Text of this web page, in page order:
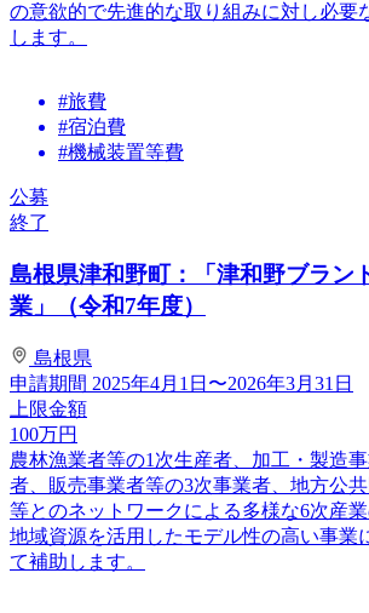
の意欲的で先進的な取り組みに対し必要
します。
#旅費
#宿泊費
#機械装置等費
公募
終了
島根県津和野町：「津和野ブラン
業」（令和7年度）
島根県
申請期間 2025年4月1日〜2026年3月31日
上限金額
100万円
農林漁業者等の1次生産者、加工・製造
者、販売事業者等の3次事業者、地方公
等とのネットワークによる多様な6次産業
地域資源を活用したモデル性の高い事業
て補助します。